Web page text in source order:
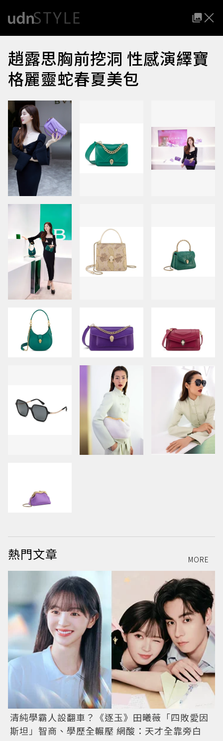
趙露思胸前挖洞 性感演繹寶
格麗靈蛇春夏美包
熱門文章 MORE
清純學霸人設翻車？《逐玉》田曦薇「四敗愛因
斯坦」智商、學歷全輾壓 網酸：天才全靠旁白